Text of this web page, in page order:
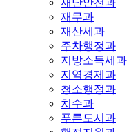
재난안전과
재무과
재산세과
주차행정과
지방소득세과
지역경제과
청소행정과
치수과
푸른도시과